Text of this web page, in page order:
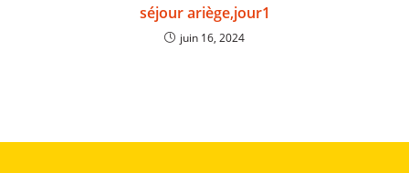
séjour ariège,jour1
juin 16, 2024